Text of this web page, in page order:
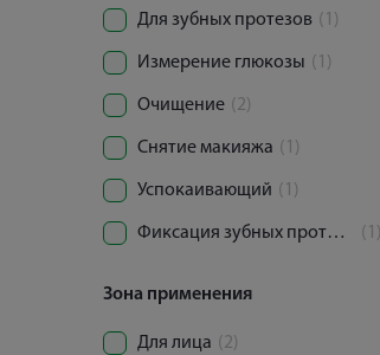
Для зубных протезов (1)
Измерение глюкозы (1)
Очищение (2)
Снятие макияжа (1)
Успокаивающий (1)
Фиксация зубных протезов (1)
Зона применения
Для лица (2)